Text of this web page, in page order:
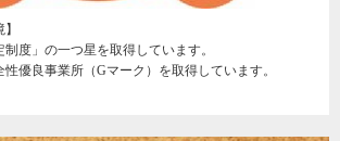
制度」の一つ星を取得しています。
優良事業所（Gマーク）を取得しています。